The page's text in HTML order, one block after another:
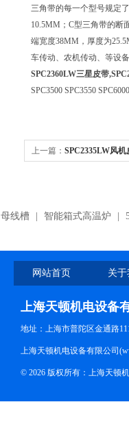
三角带的每一个型号规定
10.5MM；C型三角带的断
端宽度38MM，厚度为
车传动、农机传动、等设
SPC2360LW三星皮带
SPC3500 SPC3550
上一篇： SPC2335LW风
母线槽 智能箱式高温炉
网站首页 关
上海天顿机电设备
地址：上海市普陀区金通路
上海天顿机电设备有限公司
© 2026 版权所有：上海天顿